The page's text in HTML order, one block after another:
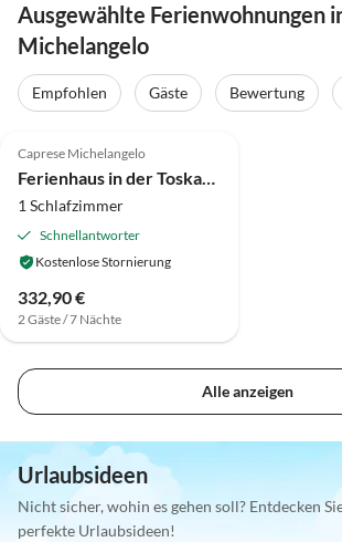
Ausgewählte Ferienwohnungen
Michelangelo
Empfohlen Gäste Bewertung
Caprese Michelangelo
Ferienhaus in der Toskana mit privatem Garten
1 Schlafzimmer
Schnellantworter
Kostenlose Stornierung
332,90 €
2 Gäste / 7 Nächte
Alle anzeigen
Urlaubsideen
Nicht sicher, wohin es gehen soll? Entdecken
perfekte Urlaubsideen!